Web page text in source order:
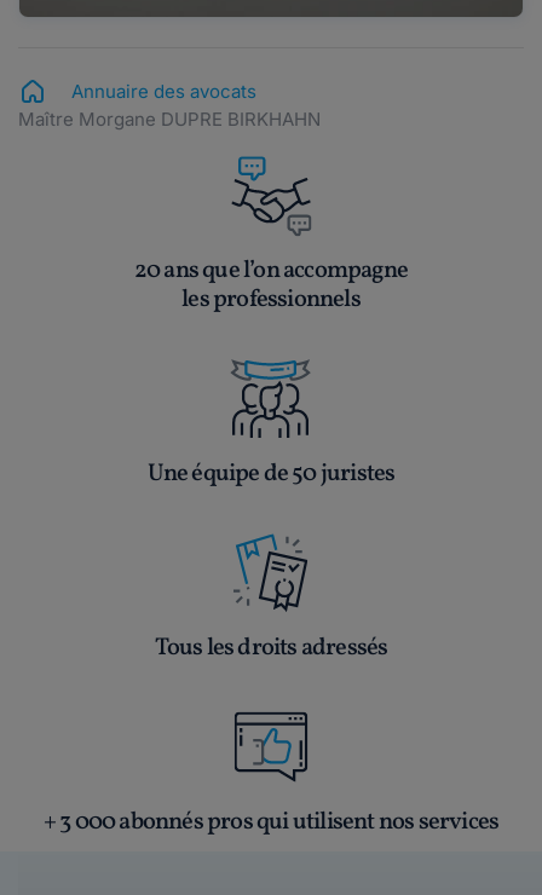
Annuaire des avocats
Maître Morgane DUPRE BIRKHAHN
20 ans que l’on accompagne
les professionnels
Une équipe de 50 juristes
Tous les droits adressés
+ 3 000 abonnés pros qui utilisent nos services